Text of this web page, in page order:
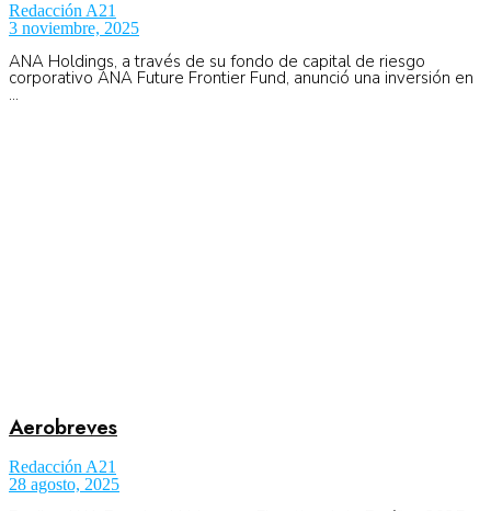
Redacción A21
3 noviembre, 2025
ANA Holdings, a través de su fondo de capital de riesgo
corporativo ANA Future Frontier Fund, anunció una inversión en
...
Aerobreves
Redacción A21
28 agosto, 2025